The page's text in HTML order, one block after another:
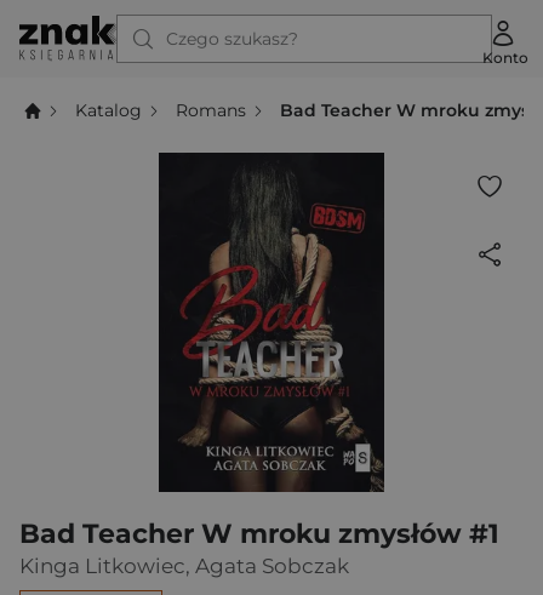
Czego szukasz?
Konto
Katalog Romans Bad Teacher W mroku
Bad Teacher W mroku zmysłów #1
Kinga Litkowiec, Agata Sobczak